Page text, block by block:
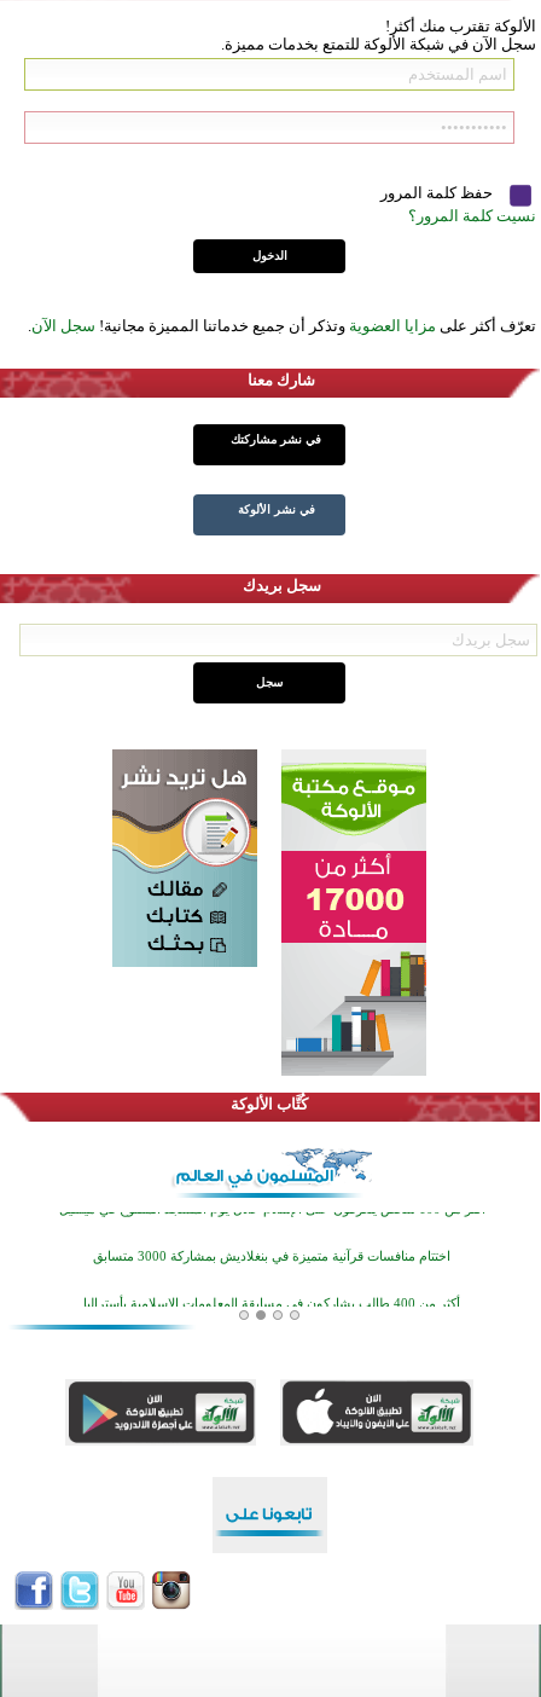
الألوكة تقترب منك أكثر!
سجل الآن في شبكة الألوكة للتمتع بخدمات مميزة.
حفظ كلمة المرور
نسيت كلمة المرور؟
تعرّف أكثر على مزايا العضوية وتذكر أن جميع خدماتنا المميزة مجانية! سجل الآن
شارك معنا
في نشر مشاركتك
في نشر الألوكة
سجل بريدك
كُتَّاب الألوكة
القرآن والتربية في صدارة البرامج الصيفية للمسلمين في بينزا وساراتوف وموردوفيا هذا العام
اختتام منافسات قرآنية متميزة في بنغلاديش بمشاركة 3000 متسابق
منطقة ريبوفسي تحتفل بميلاد مسجد جديد في أجواء إيمانية مميزة
القرآن والتربية في صدارة البرامج الصيفية للمسلمين في بينزا وساراتوف وموردوفيا هذا العام